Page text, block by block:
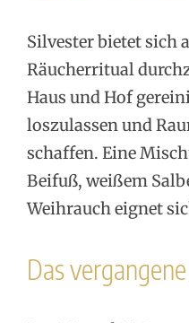
Silvester bietet sich
Räucherritual
Haus und Hof
loszulassen und
schaffen. Eine
Beifuß, weißem
Weihrauch eignet
Das